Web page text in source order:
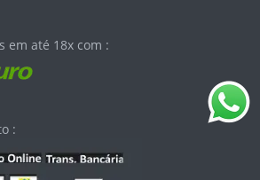
em até 18x com :
: